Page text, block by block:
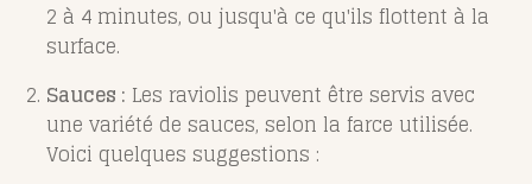
2 à 4 minutes, ou jusqu'à ce qu'ils flottent à la
surface.
Sauces : Les raviolis peuvent être servis avec
une variété de sauces, selon la farce utilisée.
Voici quelques suggestions :